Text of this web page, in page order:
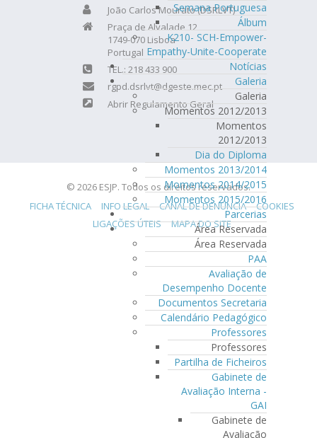
Semana Portuguesa
Álbum
K210- SCH-Empower-
Empathy-Unite-Cooperate
Notícias
Galeria
Galeria
Momentos 2012/2013
Momentos
2012/2013
Dia do Diploma
Momentos 2013/2014
Momentos 2014/2015
Momentos 2015/2016
Parcerias
Área Reservada
Área Reservada
PAA
Avaliação de
Desempenho Docente
Documentos Secretaria
Calendário Pedagógico
Professores
Professores
Partilha de Ficheiros
Gabinete de
Avaliação Interna -
GAI
Gabinete de
Avaliação
João Carlos Mourato (DSRLVT)
Praça de Alvalade 12
1749-070 Lisboa
Portugal
TEL.: 218 433 900
rgpd.dsrlvt@dgeste.mec.pt
Abrir Regulamento Geral
© 2026 ESJP. Todos os direitos reservados.
FICHA TÉCNICA
INFO LEGAL CANAL DE DENÚNCIA
COOKIES
LIGAÇÕES ÚTEIS
MAPA DO SITE